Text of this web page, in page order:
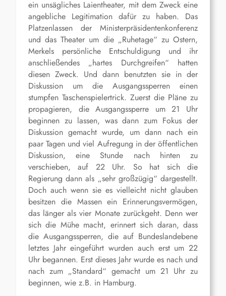
ein unsägliches Laientheater, mit dem Zweck eine
angebliche Legitimation dafür zu haben. Das
Platzenlassen der Ministerpräsidentenkonferenz
und das Theater um die „Ruhetage“ zu Ostern,
Merkels persönliche Entschuldigung und ihr
anschließendes „hartes Durchgreifen“ hatten
diesen Zweck. Und dann benutzten sie in der
Diskussion um die Ausgangssperren einen
stumpfen Taschenspielertrick. Zuerst die Pläne zu
propagieren, die Ausgangssperre um 21 Uhr
beginnen zu lassen, was dann zum Fokus der
Diskussion gemacht wurde, um dann nach ein
paar Tagen und viel Aufregung in der öffentlichen
Diskussion, eine Stunde nach hinten zu
verschieben, auf 22 Uhr. So hat sich die
Regierung dann als „sehr großzügig“ dargestellt.
Doch auch wenn sie es vielleicht nicht glauben
besitzen die Massen ein Erinnerungsvermögen,
das länger als vier Monate zurückgeht. Denn wer
sich die Mühe macht, erinnert sich daran, dass
die Ausgangssperren, die auf Bundeslandebene
letztes Jahr eingeführt wurden auch erst um 22
Uhr begannen. Erst dieses Jahr wurde es nach und
nach zum „Standard“ gemacht um 21 Uhr zu
beginnen, wie z.B. in Hamburg.